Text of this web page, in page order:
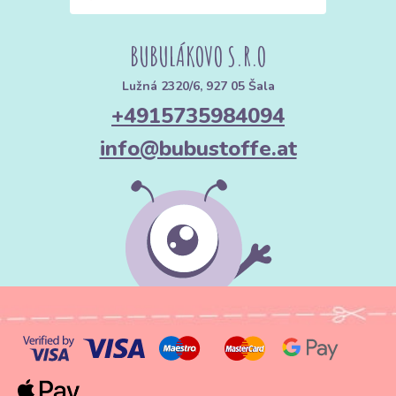
& Mischgewebe)
Feste Gewebe mit unterschiedlichem Gewicht, die besonders
windabweisend und robust sind.
Formstabil, mit glatter oder leicht angerauter
Oberfläche. Sie sind pflegeleicht und lassen sich hervorragend
Übergangsmäntel, Capes, Gehröcke und moderne
Hemdjacken („Shackets“).
C. Wollstoffe (Die Premium-Wahl)
Wolle ist ein natürlicher Hochleistungs-Isolator, der im Winter
und extrem wärmend bei geringem Eigengewicht. Wolle „atmet“
und leitet Körperfeuchtigkeit optimal ab.
zeitlose Klassiker.
BUBULÁKOVO S.R.O
Lužná 2320/6, 927 05 Šala
+4915735984094
info@bubustoffe.at